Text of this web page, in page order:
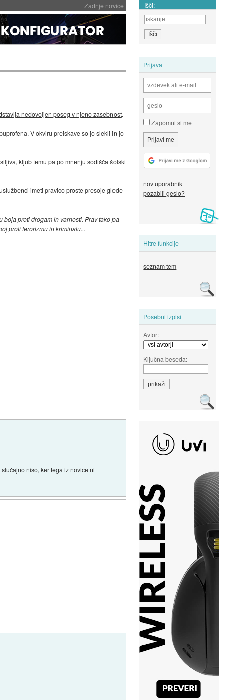
Zadnje novice Išči:
Prijava
Zapomni si me
nov uporabnik
pozabili geslo?
Hitre funkcije
seznam tem
Posebni izpisi
Avtor:
Ključna beseda:
nedovoljen poseg v njeno zasebnost.
V okviru preiskave so jo slekli in jo
kljub temu pa po mnenju sodišča šolski
imeti pravico proste presoje glede
proti drogam in varnosti. Prav tako pa
proti terorizmu in kriminalu...
niso, ker tega iz novice ni